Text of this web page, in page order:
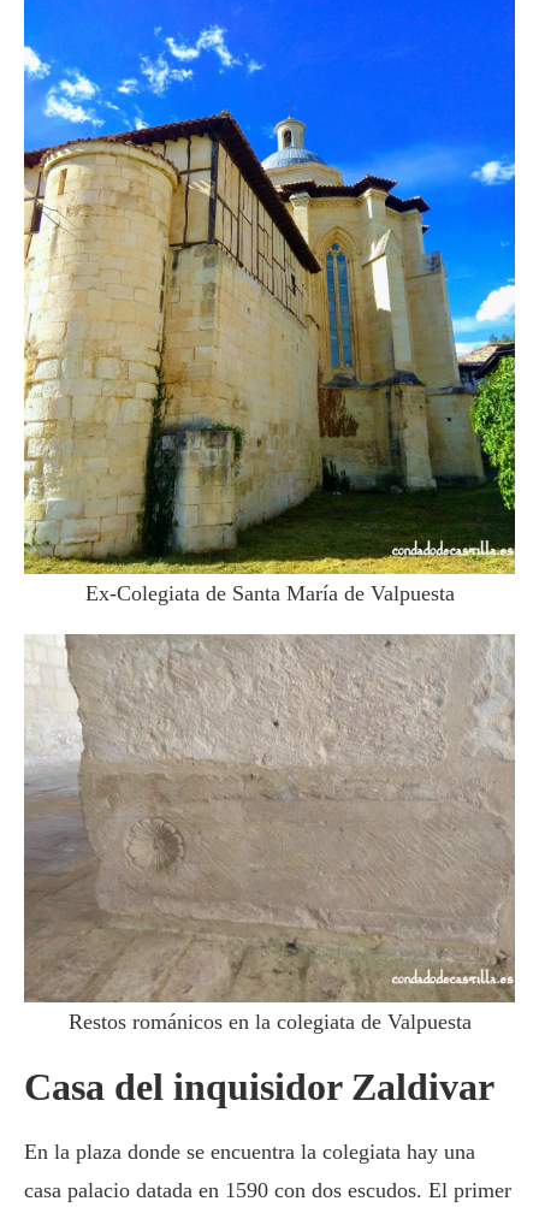
Ex-Colegiata de Santa María de Valpuesta
Restos románicos en la colegiata de Valpuesta
Casa del inquisidor Zaldivar
En la plaza donde se encuentra la colegiata hay una
casa palacio datada en 1590 con dos escudos. El primer